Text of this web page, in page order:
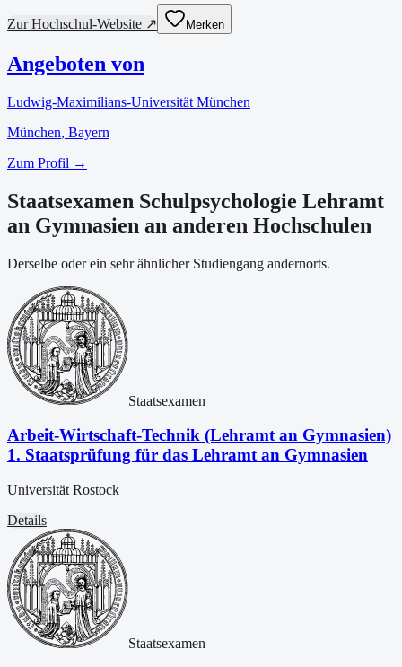
Zur Hochschul-Website ↗ Merken
Angeboten von
Ludwig-Maximilians-Universität München
München, Bayern
Zum Profil →
Staatsexamen Schulpsychologie Lehramt
an Gymnasien an anderen Hochschulen
Derselbe oder ein sehr ähnlicher Studiengang andernorts.
Staatsexamen
Arbeit-Wirtschaft-Technik (Lehramt an Gymnasien)
1. Staatsprüfung für das Lehramt an Gymnasien
Universität Rostock
Details
Staatsexamen